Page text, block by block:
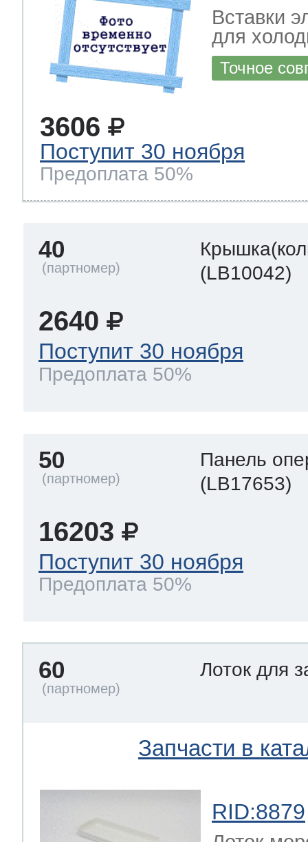
Вставки
для
Точное
3606
Поступит 30 ноября
Предоплата 50%
40
(LB10042)
2640
Поступит 30 ноября
Предоплата 50%
50
Панель
(LB17653)
16203
Поступит 30 ноября
Предоплата 50%
60 Лоток для
Запчасти в
RID:8879